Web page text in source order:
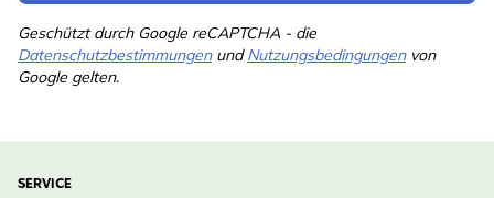
Geschützt durch Google reCAPTCHA - die
DatenschutzbestimmungenundNutzungsbedingungenvon
Google gelten.
SERVICE